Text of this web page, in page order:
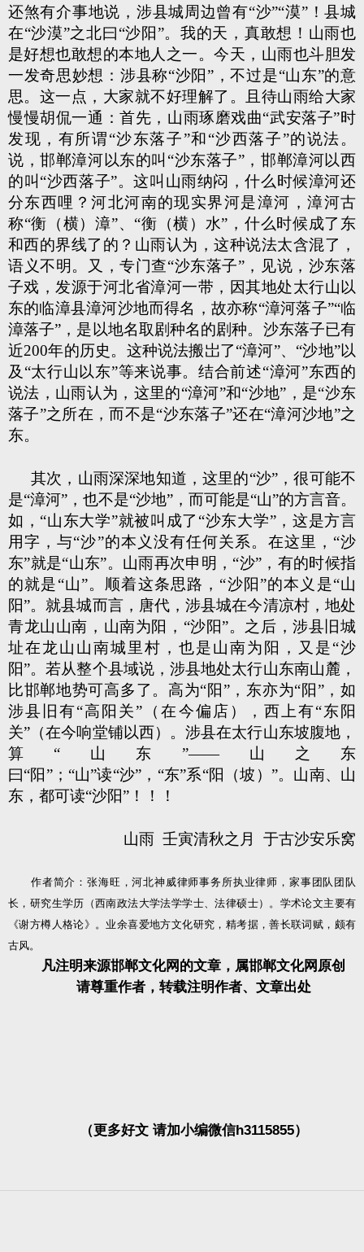
还煞有介事地说，涉县城周边曾有“沙”“漠”！县城
在“沙漠”之北曰“沙阳”。我的天，真敢想！山雨也
是好想也敢想的本地人之一。今天，山雨也斗胆发
一发奇思妙想：涉县称“沙阳”，不过是“山东”的意
思。这一点，大家就不好理解了。且待山雨给大家
慢慢胡侃一通：首先，山雨琢磨戏曲“武安落子”时
发现，有所谓“沙东落子”和“沙西落子”的说法。
说，邯郸漳河以东的叫“沙东落子”，邯郸漳河以西
的叫“沙西落子”。这叫山雨纳闷，什么时候漳河还
分东西哩？河北河南的现实界河是漳河，漳河古
称“衡（横）漳”、“衡（横）水”，什么时候成了东
和西的界线了的？山雨认为，这种说法太含混了，
语义不明。又，专门查“沙东落子”，见说，沙东落
子戏，发源于河北省漳河一带，因其地处太行山以
东的临漳县漳河沙地而得名，故亦称“漳河落子”“临
漳落子”，是以地名取剧种名的剧种。沙东落子已有
近200年的历史。这种说法搬岀了“漳河”、“沙地”以
及“太行山以东”等来说事。结合前述“漳河”东西的
说法，山雨认为，这里的“漳河”和“沙地”，是“沙东
落子”之所在，而不是“沙东落子”还在“漳河沙地”之
东。
其次，山雨深深地知道，这里的“沙”，很可能不
是“漳河”，也不是“沙地”，而可能是“山”的方言音。
如，“山东大学”就被叫成了“沙东大学”，这是方言
用字，与“沙”的本义没有任何关系。在这里，“沙
东”就是“山东”。山雨再次申明，“沙”，有的时候指
的就是“山”。顺着这条思路，“沙阳”的本义是“山
阳”。就县城而言，唐代，涉县城在今清凉村，地处
青龙山山南，山南为阳，“沙阳”。之后，涉县旧城
址在龙山山南城里村，也是山南为阳，又是“沙
阳”。若从整个县域说，涉县地处太行山东南山麓，
比邯郸地势可高多了。高为“阳”，东亦为“阳”，如
涉县旧有“高阳关”（在今偏店），西上有“东阳
关”（在今响堂铺以西）。涉县在太行山东坡腹地，
算“山东”——山之东
曰“阳”；“山”读“沙”，“东”系“阳（坡）”。山南、山
东，都可读“沙阳”！！！
山雨 壬寅清秋之月 于古沙安乐窝
作者简介：张海旺，河北神威律师事务所执业律师，家事团队团队
长，研究生学历（西南政法大学法学学士、法律硕士）。学术论文主要有
《谢方樽人格论》。业余喜爱地方文化研究，精考据，善长联词赋，颇有
古风。
凡注明来源邯郸文化网的文章，属邯郸文化网原创
请尊重作者，转载注明作者、文章出处
（更多好文 请加小编微信h3115855）